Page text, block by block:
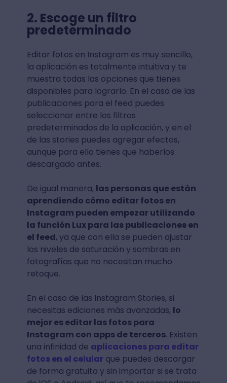
2. Escoge un filtro
predeterminado
Editar fotos en Instagram es muy sencillo,
la aplicación es totalmente intuitiva y te
muestra todas las opciones que tienes
disponibles para lograrlo. En el caso de las
publicaciones para el feed puedes
seleccionar entre los filtros
predeterminados de la aplicación, y en el
de las stories puedes agregar efectos,
aunque para ello tienes que haberlos
descargado antes.
De igual manera, las personas que están
aprendiendo cómo editar fotos en
Instagram pueden empezar utilizando
la función Lux para las publicaciones en
el feed, ya que con ella se pueden ajustar
los niveles de saturación y sombras en
fotografías que no necesitan mucho
retoque.
En el caso de las Instagram Stories, si
necesitas ediciones más avanzadas, lo
mejor es editar las fotos para
Instagram con apps de terceros. Existen
una infinidad de aplicaciones para editar
fotos en el celular que puedes descargar
de forma gratuita y sin importar si se trata